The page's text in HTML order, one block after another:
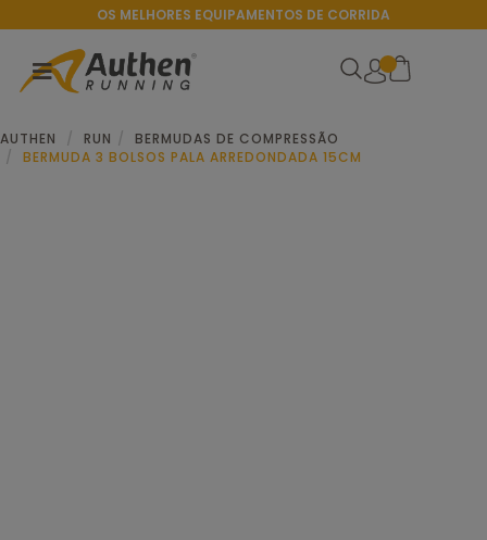
OS MELHORES EQUIPAMENTOS DE CORRIDA
AUTHEN RUN
BERMUDAS DE COMPRESSÃO
BERMUDA 3 BOLSOS PALA ARREDONDADA 15CM